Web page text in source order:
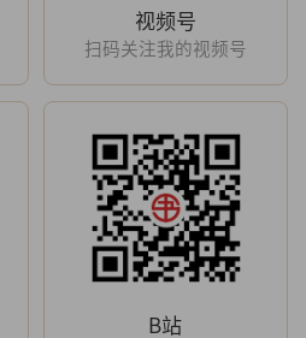
视频号
扫码关注我的视频号
B站